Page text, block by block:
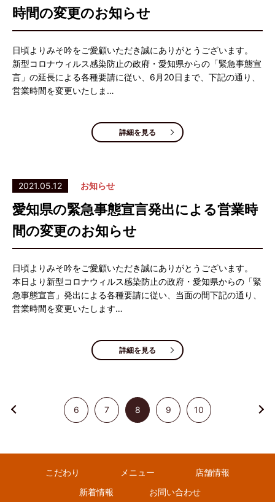
時間の変更のお知らせ
日頃よりみそ吟をご愛顧いただき誠にありがとうございます。
新型コロナウィルス感染防止の政府・愛知県からの「緊急事態宣
言」の延長による各種要請に従い、6月20日まで、下記の通り、
営業時間を変更いたしま…
詳細を見る
2021.05.12 お知らせ
愛知県の緊急事態宣言発出による営業時
間の変更のお知らせ
日頃よりみそ吟をご愛顧いただき誠にありがとうございます。
本日より新型コロナウィルス感染防止の政府・愛知県からの「緊
急事態宣言」発出による各種要請に従い、当面の間下記の通り、
営業時間を変更いたします…
詳細を見る
6 7 8 9 10
こだわり メニュー
店舗情報
新着情報
お問い合わせ